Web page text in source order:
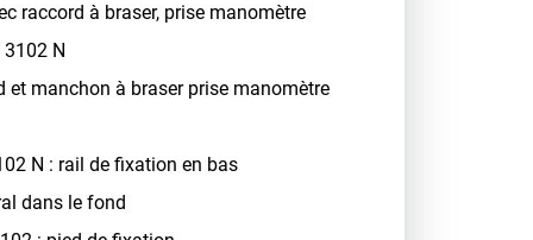
raccord à braser, prise manomètre
3102 N
et manchon à braser prise manomètre
N : rail de fixation en bas
dans le fond